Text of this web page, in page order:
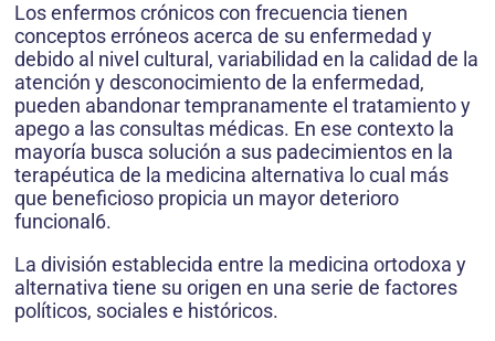
Los enfermos crónicos con frecuencia tienen
conceptos erróneos acerca de su enfermedad y
debido al nivel cultural, variabilidad en la calidad de la
atención y desconocimiento de la enfermedad,
pueden abandonar tempranamente el tratamiento y
apego a las consultas médicas. En ese contexto la
mayoría busca solución a sus padecimientos en la
terapéutica de la medicina alternativa lo cual más
que beneficioso propicia un mayor deterioro
funcional6.
La división establecida entre la medicina ortodoxa y
alternativa tiene su origen en una serie de factores
políticos, sociales e históricos.